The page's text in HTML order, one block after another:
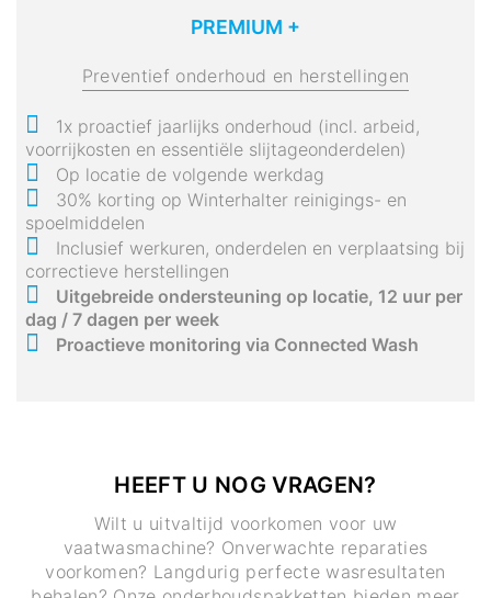
PREMIUM +
Preventief onderhoud en herstellingen
1x proactief jaarlijks onderhoud (incl. arbeid,
voorrijkosten en essentiële slijtageonderdelen)
Op locatie de volgende werkdag
30% korting op Winterhalter reinigings- en
spoelmiddelen
Inclusief werkuren, onderdelen en verplaatsing bij
correctieve herstellingen
Uitgebreide ondersteuning op locatie, 12 uur per
dag / 7 dagen per week
Proactieve monitoring via Connected Wash
HEEFT U NOG VRAGEN?
Wilt u uitvaltijd voorkomen voor uw
vaatwasmachine? Onverwachte reparaties
voorkomen? Langdurig perfecte wasresultaten